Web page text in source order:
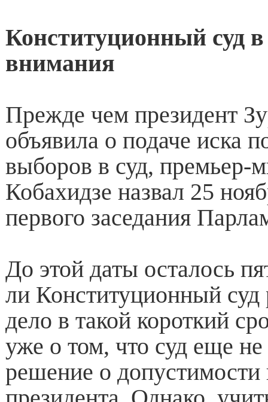
Конституционный суд в
внимания
Прежде чем президент
объявила о подаче иска
выборов в суд, премьер-
Кобахидзе назвал 25
первого заседания
До этой даты осталось
ли Конституционный суд
дело в такой короткий
уже о том, что суд еще
решение о допустимости